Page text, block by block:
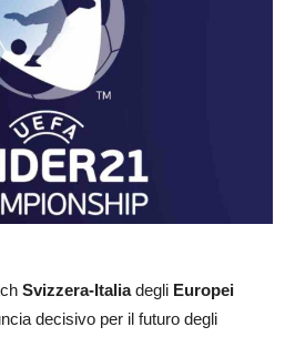
Svizzera-Italiadegli Europei
decisivo per il futuro degli